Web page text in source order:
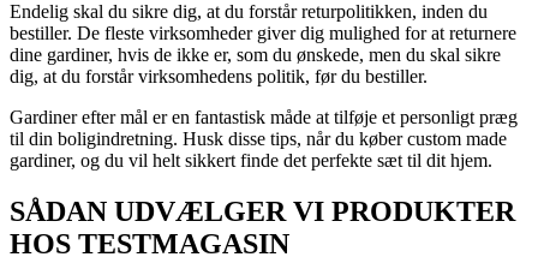
Endelig skal du sikre dig, at du forstår returpolitikken, inden du
bestiller. De fleste virksomheder giver dig mulighed for at returnere
dine gardiner, hvis de ikke er, som du ønskede, men du skal sikre
dig, at du forstår virksomhedens politik, før du bestiller.
Gardiner efter mål er en fantastisk måde at tilføje et personligt præg
til din boligindretning. Husk disse tips, når du køber custom made
gardiner, og du vil helt sikkert finde det perfekte sæt til dit hjem.
SÅDAN UDVÆLGER VI PRODUKTER
HOS TESTMAGASIN